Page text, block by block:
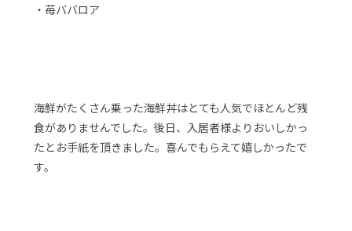
・苺ババロア
海鮮がたくさん乗った海鮮丼はとても人気でほとんど残
食がありませんでした。後日、入居者様よりおいしかっ
たとお手紙を頂きました。喜んでもらえて嬉しかったで
す。